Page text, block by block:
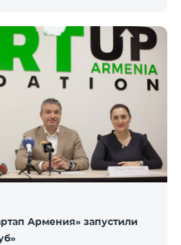
Армения» запустили